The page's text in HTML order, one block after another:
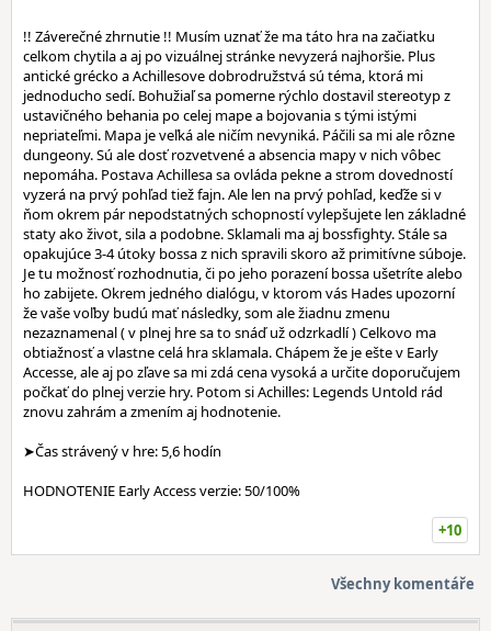
!! Záverečné zhrnutie !! Musím uznať že ma táto hra na začiatku
celkom chytila a aj po vizuálnej stránke nevyzerá najhoršie. Plus
antické grécko a Achillesove dobrodružstvá sú téma, ktorá mi
jednoducho sedí. Bohužiaľ sa pomerne rýchlo dostavil stereotyp z
ustavičného behania po celej mape a bojovania s tými istými
nepriateľmi. Mapa je veľká ale ničím nevyniká. Páčili sa mi ale rôzne
dungeony. Sú ale dosť rozvetvené a absencia mapy v nich vôbec
nepomáha. Postava Achillesa sa ovláda pekne a strom dovedností
vyzerá na prvý pohľad tiež fajn. Ale len na prvý pohľad, keďže si v
ňom okrem pár nepodstatných schopností vylepšujete len základné
staty ako život, sila a podobne. Sklamali ma aj bossfighty. Stále sa
opakujúce 3-4 útoky bossa z nich spravili skoro až primitívne súboje.
Je tu možnosť rozhodnutia, či po jeho porazení bossa ušetríte alebo
ho zabijete. Okrem jedného dialógu, v ktorom vás Hades upozorní
že vaše voľby budú mať následky, som ale žiadnu zmenu
nezaznamenal ( v plnej hre sa to snáď už odzrkadlí ) Celkovo ma
obtiažnosť a vlastne celá hra sklamala. Chápem že je ešte v Early
Accesse, ale aj po zľave sa mi zdá cena vysoká a určite doporučujem
počkať do plnej verzie hry. Potom si Achilles: Legends Untold rád
znovu zahrám a zmením aj hodnotenie.
➤Čas strávený v hre: 5,6 hodín
HODNOTENIE Early Access verzie: 50/100%
+10
Všechny komentáře